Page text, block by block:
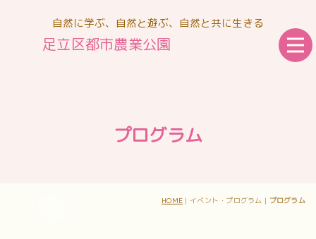
自然に学ぶ、自然と遊ぶ、自然と共に生きる
足立区都市農業公園
プログラム
HOME | イベント・プログラム | プログラム